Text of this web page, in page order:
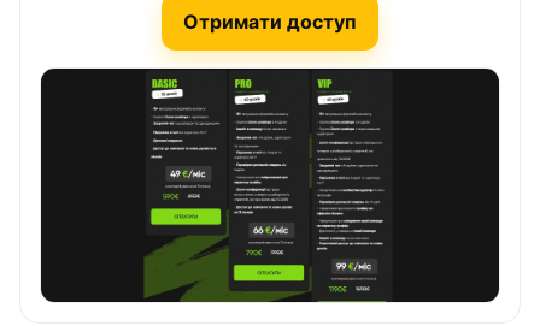
Отримати доступ